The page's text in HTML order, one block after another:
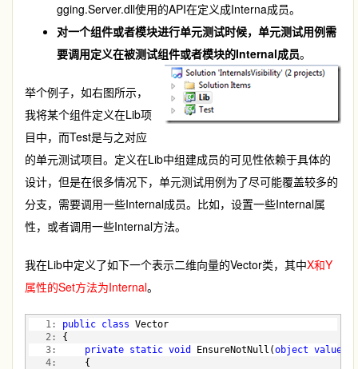
gging.Server.dll使用的API在定义成Interna成员。
对一个组件或者模块进行单元测试时候，单元测试用例需
要调用定义在被测试组件或者模块的Internal成员。
举个例子，如右图所示，
我将某个组件定义在Lib项
目中，而Test是与之对应
的单元测试项目。定义在Lib中组建成员的可见性依赖于具体的
设计，但是在很多情况下，单元测试用例为了尽可能覆盖较多的
分支，需要调用一些Internal成员。比如，设置一些Internal属
性，或者调用一些Internal方法。
我在Lib中定义了如下一个表示二维向量的Vector类，其中X和Y
属性的Set方法为Internal。
   1:
public class Vector
   2:
{
   3:
private static void EnsureNotNull(object value
   4:
     {